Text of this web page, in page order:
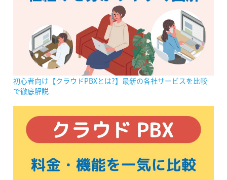
初心者向け【クラウドPBXとは?】最新の各社サービスを比較
で徹底解説